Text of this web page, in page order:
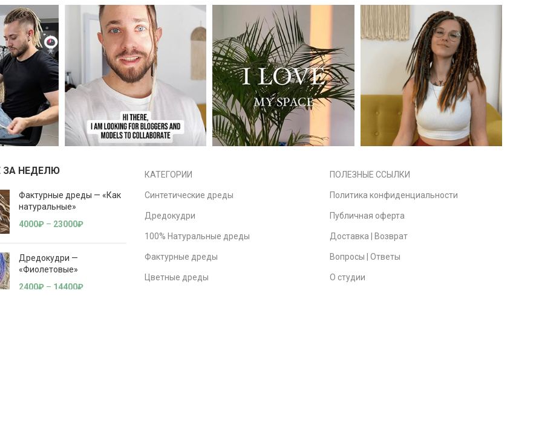
ЗА НЕДЕЛЮ
Фактурные дреды — «Как
натуральные»
4000₽ – 23000₽
Дредокудри —
«Фиолетовые»
2400₽ – 14400₽
КАТЕГОРИИ
Синтетические дреды
Дредокудри
100% Натуральные дреды
Фактурные дреды
Цветные дреды
ПОЛЕЗНЫЕ ССЫЛКИ
Политика конфиденциальности
Публичная оферта
Доставка | Возврат
Вопросы | Ответы
О студии